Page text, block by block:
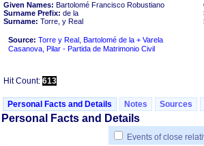
Given Names: Bartolomé Francisco Robustiano
Surname Prefix: de la
Surname: Torre, y Real
Source: Torre y Real, Bartolomé de la + Varela
Casanova, Pilar - Partida de Matrimonio Civil
Hit Count: 613
Personal Facts and Details Notes Sources
Personal Facts and Details
Events of close